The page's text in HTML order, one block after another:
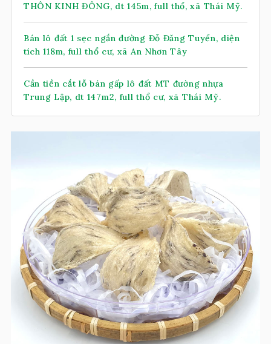
THÔN KINH ĐÔNG, dt 145m, full thổ, xã Thái Mỹ.
Bán lô đất 1 sẹc ngắn đường Đỗ Đăng Tuyển, diện
tích 118m, full thổ cư, xã An Nhơn Tây
Cần tiền cắt lỗ bán gấp lô đất MT đường nhựa
Trung Lập, dt 147m2, full thổ cư, xã Thái Mỹ.